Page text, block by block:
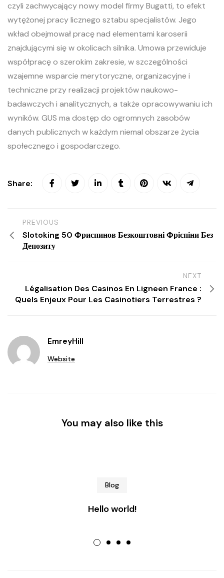
czyli zachwycający nowy model firmy Bugatti, to efekt
wytężonej pracy licznego sztabu specjalistów. Jego
wkład obejmował pracę nad elementami karoserii
znajdującymi się w okolicach silnika. Umowa przewiduje
współpracę o szerokim zakresie, w szczególności
wzajemne wsparcie merytoryczne, organizacyjne i
techniczne przy realizacji projektów naukowo-
badawczych i analitycznych, a także opracowywaniu ich
wyników. GUS ma dostęp do ogromnych zasobów
danych publicznych w każdym niemal obszarze życia
społecznego i gospodarczego.
Share:
PREVIOUS
Slotoking 50 Фриспинов Безкоштовні Фріспіни Без
Депозиту
NEXT
Légalisation Des Casinos En Ligneen France :
Quels Enjeux Pour Les Casinotiers Terrestres ?
EmreyHill
Website
You may also like this
Blog
Hello world!